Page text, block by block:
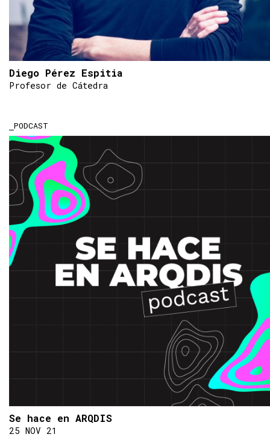
Diego Pérez Espitia
Profesor de Cátedra
PODCAST
Se hace en ARQDIS
25 NOV 21